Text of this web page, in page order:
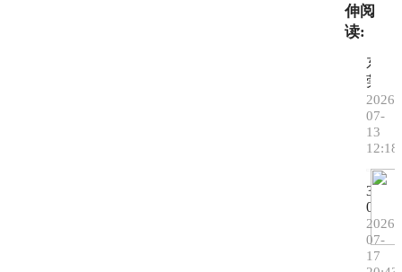
伸阅
读:
东
莞
发
布
新
规，
无
人
车
发
展
2026-
07-
13
3
0
0
家
企
2026-
07-
17